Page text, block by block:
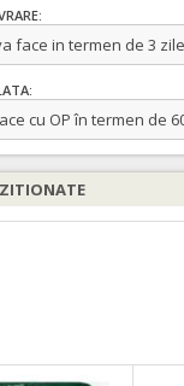
face in termen de 3
cu OP în termen de